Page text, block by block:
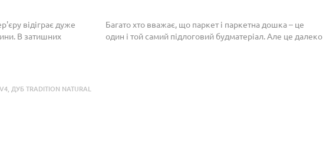
відіграє дуже
В затишних
Багато хто вважає, що паркет і паркетна дошка – це
один і той самий підлоговий будматеріал. Але це далеко
ДУБ TRADITION NATURAL